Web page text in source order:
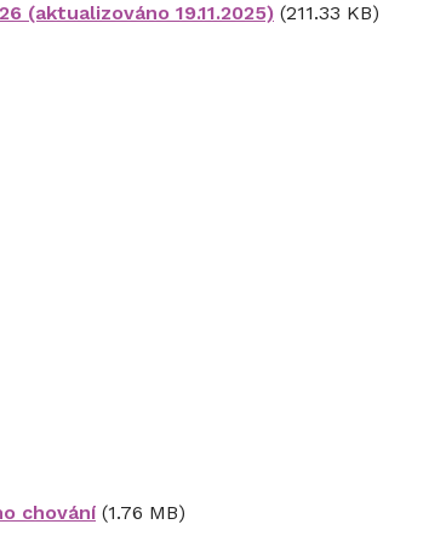
(aktualizováno 19.11.2025) (211.33 KB)
chování (1.76 MB)